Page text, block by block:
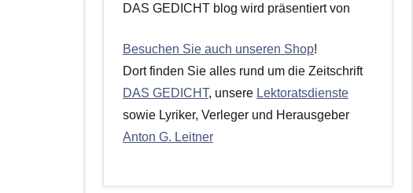
DAS GEDICHT blog wird präsentiert von
Besuchen Sie auch unseren Shop!
Dort finden Sie alles rund um die Zeitschrift
DAS GEDICHT, unsere Lektoratsdienste
sowie Lyriker, Verleger und Herausgeber
Anton G. Leitner